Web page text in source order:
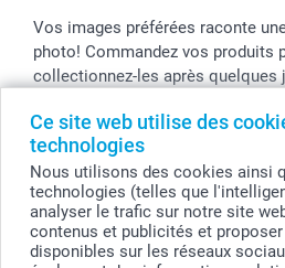
Ce site web utilise des
technologies
Nous utilisons des cookies ainsi
technologies (telles que
analyser le trafic sur notre site
contenus et publicités et
disponibles sur les réseaux
Vos images préférées raconte
photo! Commandez vos produits
collectionnez-les après quelques
Vous pouvez bénificier des
de l'action! Utilisez le code dans
Tous les prix sont en EURO (€), TVA